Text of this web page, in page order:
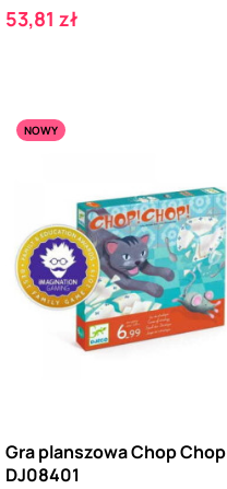
Cena
53,81 zł
NOWY
Gra planszowa Chop Chop
DJ08401